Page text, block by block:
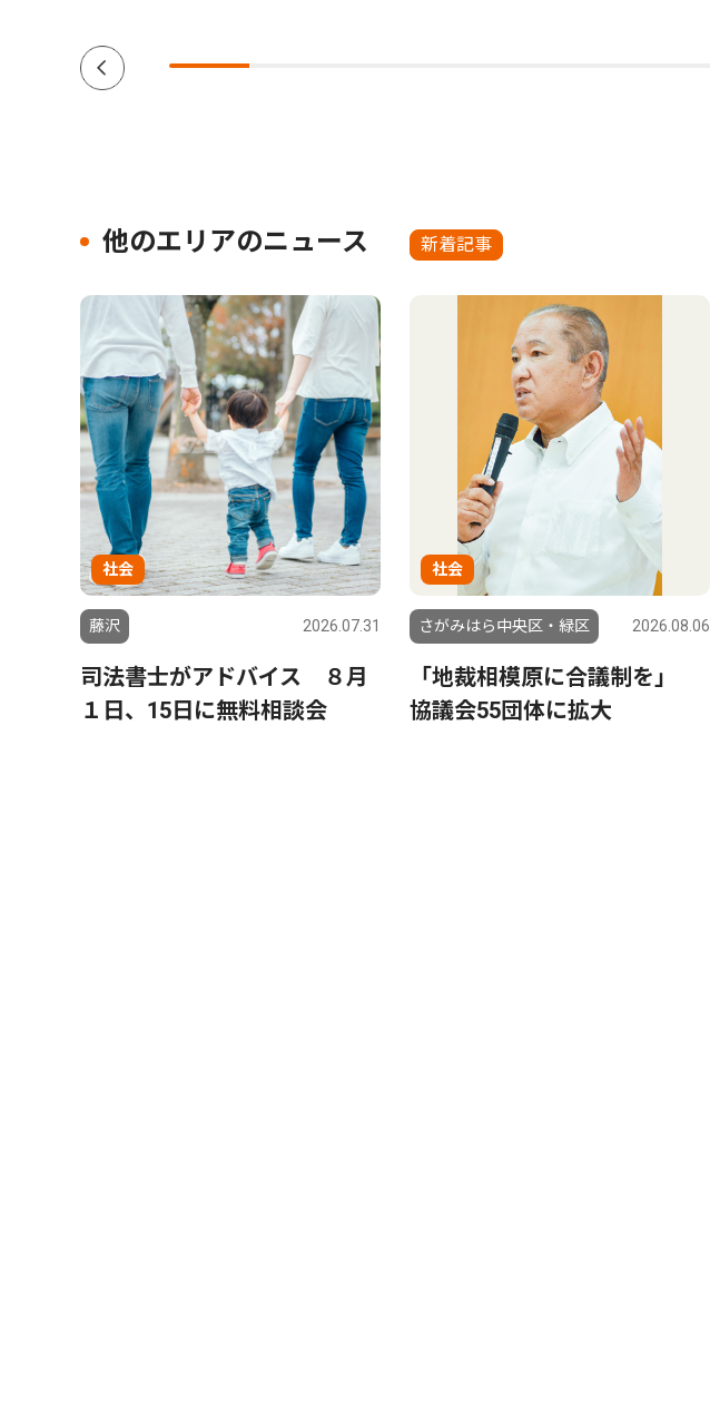
他のエリアのニュース 新着記事
社会
藤沢 2026.07.31
司法書士がアドバイス ８月
１日、15日に無料相談会
社会
さがみはら中央区・緑区 2026.08.06
「地裁相模原に合議制を」
協議会55団体に拡大